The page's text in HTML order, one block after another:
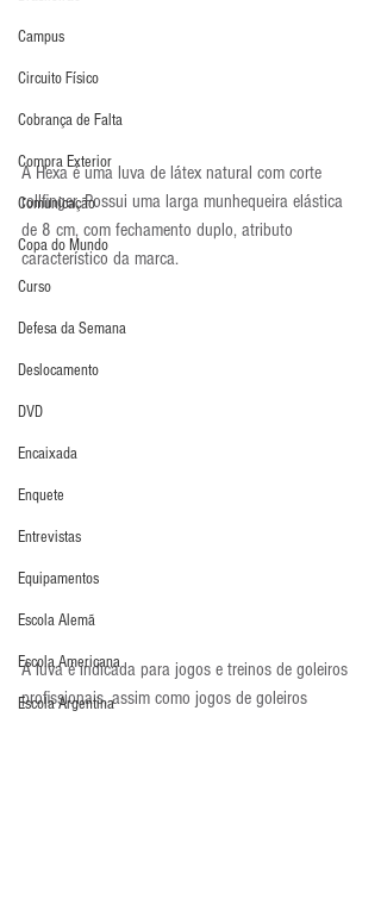
Campus
Circuito Físico
Cobrança de Falta
Compra Exterior
Comunicação
Copa do Mundo
Curso
Defesa da Semana
Deslocamento
DVD
Encaixada
Enquete
Entrevistas
Equipamentos
Escola Alemã
Escola Americana
Escola Argentina
A Hexa é uma luva de látex natural com corte
rollfinger. Possui uma larga munhequeira elástica
de 8 cm, com fechamento duplo, atributo
característico da marca.
A luva é indicada para jogos e treinos de goleiros
profissionais, assim como jogos de goleiros